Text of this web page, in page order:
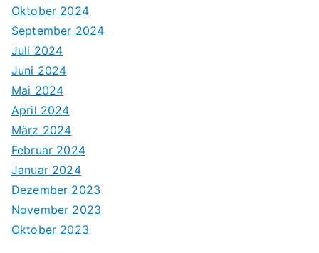
Oktober 2024
September 2024
Juli 2024
Juni 2024
Mai 2024
April 2024
März 2024
Februar 2024
Januar 2024
Dezember 2023
November 2023
Oktober 2023